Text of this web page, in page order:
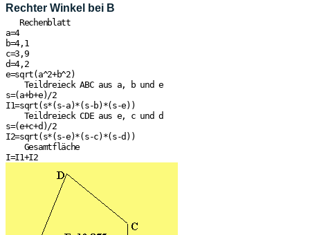
Rechter Winkel bei B
   Rechenblatt
a=4
b=4,1
c=3,9
d=4,2
e=sqrt(a^2+b^2)
    Teildreieck ABC aus a, b und e
s=(a+b+e)/2
I1=sqrt(s*(s-a)*(s-b)*(s-e))
    Teildreieck CDE aus e, c und d
s=(e+c+d)/2
I2=sqrt(s*(s-e)*(s-c)*(s-d))
    Gesamtfläche
I=I1+I2